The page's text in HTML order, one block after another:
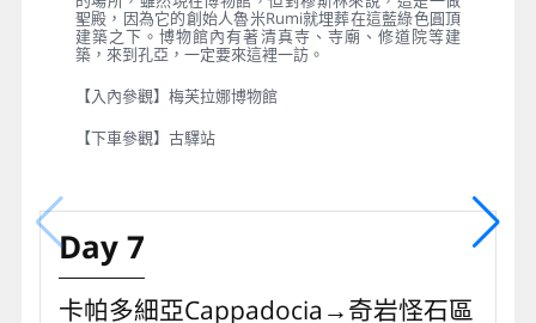
西元13世紀塞爾柱土耳其人就陸續建立驛站，除了提供
政府信差讓他們在長遠的路途中能有馬匹休息之處，也
提供駱駝商隊於夜間能在有軍隊駐守的地方歇腳。蘇丹
王為了保障過往商旅的安全及促進貿易發展沿途每40公
里興建一座驛站，大多數古驛站現今已成為廢墟，有些
真寺梅芙拉娜博物館是伊斯蘭教蘇菲教派苦行僧旅修行
的場所，雖然現在博物館，但對穆斯林來說，這是一做
聖殿，因為它的創始人魯米Rumi就埋葬在這藍綠色圓頂
建築之下。博物館內有著清真寺、寺廟、修道院等建
築，來到孔亞，一定要來這裡一訪。